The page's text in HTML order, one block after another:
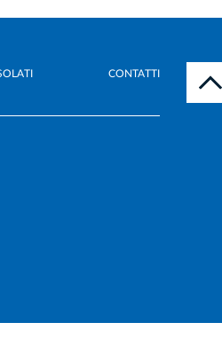
CONTATTI